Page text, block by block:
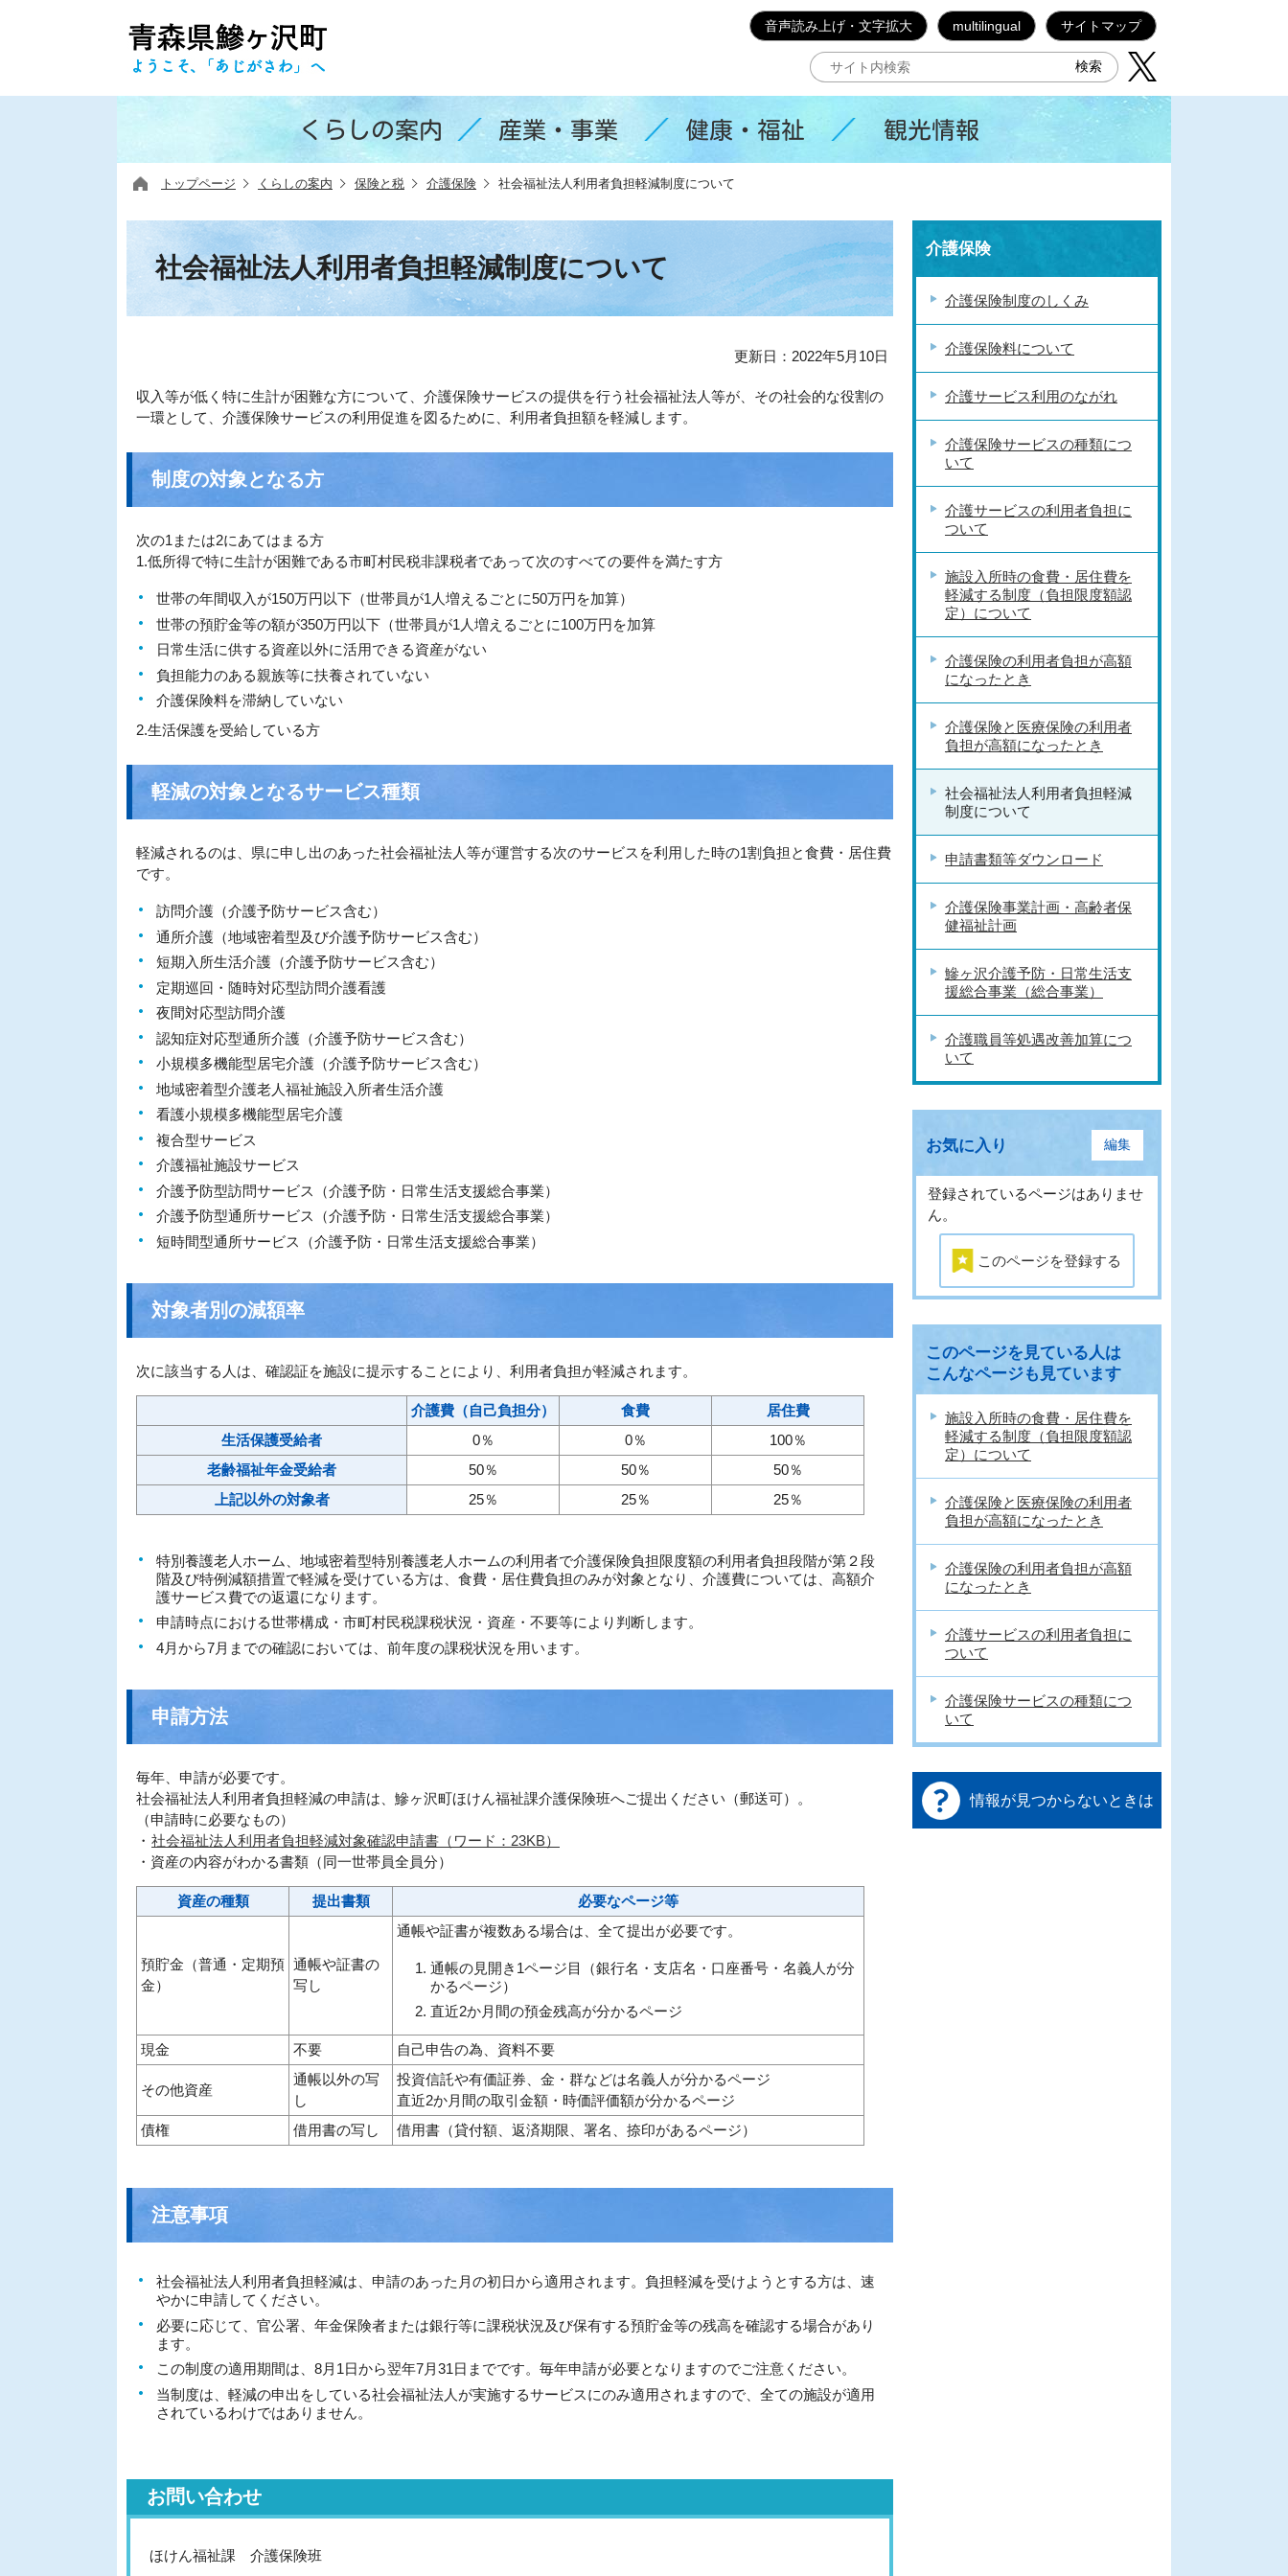
音声読み上げ・文字拡大 multilingual サイトマップ
くらしの案内 産業・事業 健康・福祉 観光情報
トップページ くらしの案内 保険と税 介護保険 社会福祉法人利用者負担軽減制度について
社会福祉法人利用者負担軽減制度について
更新日：2022年5月10日
収入等が低く特に生計が困難な方について、介護保険サービスの提供を行う社会福祉法人等が、その社会的な役割の
一環として、介護保険サービスの利用促進を図るために、利用者負担額を軽減します。
制度の対象となる方
次の1または2にあてはまる方
1.低所得で特に生計が困難である市町村民税非課税者であって次のすべての要件を満たす方
世帯の年間収入が150万円以下（世帯員が1人増えるごとに50万円を加算）
世帯の預貯金等の額が350万円以下（世帯員が1人増えるごとに100万円を加算
日常生活に供する資産以外に活用できる資産がない
負担能力のある親族等に扶養されていない
介護保険料を滞納していない
2.生活保護を受給している方
軽減の対象となるサービス種類
軽減されるのは、県に申し出のあった社会福祉法人等が運営する次のサービスを利用した時の1割負担と食費・居住費
です。
訪問介護（介護予防サービス含む）
通所介護（地域密着型及び介護予防サービス含む）
短期入所生活介護（介護予防サービス含む）
定期巡回・随時対応型訪問介護看護
夜間対応型訪問介護
認知症対応型通所介護（介護予防サービス含む）
小規模多機能型居宅介護（介護予防サービス含む）
地域密着型介護老人福祉施設入所者生活介護
看護小規模多機能型居宅介護
複合型サービス
介護福祉施設サービス
介護予防型訪問サービス（介護予防・日常生活支援総合事業）
介護予防型通所サービス（介護予防・日常生活支援総合事業）
短時間型通所サービス（介護予防・日常生活支援総合事業）
対象者別の減額率
次に該当する人は、確認証を施設に提示することにより、利用者負担が軽減されます。
介護費（自己負担分） 食費
居住費
生活保護受給者
0％ 0％
100％
老齢福祉年金受給者
50％ 50％
50％
上記以外の対象者
25％ 25％ 25％
特別養護老人ホーム、地域密着型特別養護老人ホームの利用者で介護保険負担限度額の利用者負担段階が第２段
階及び特例減額措置で軽減を受けている方は、食費・居住費負担のみが対象となり、介護費については、高額介
護サービス費での返還になります。
申請時点における世帯構成・市町村民税課税状況・資産・不要等により判断します。
4月から7月までの確認においては、前年度の課税状況を用います。
申請方法
毎年、申請が必要です。
社会福祉法人利用者負担軽減の申請は、鰺ヶ沢町ほけん福祉課介護保険班へご提出ください（郵送可）。
（申請時に必要なもの）
・ 社会福祉法人利用者負担軽減対象確認申請書（ワード：23KB）
・資産の内容がわかる書類（同一世帯員全員分）
資産の種類 提出書類 必要なページ等
預貯金（普通・定期預
金）
通帳や証書の
写し
通帳や証書が複数ある場合は、全て提出が必要です。
通帳の見開き1ページ目（銀行名・支店名・口座番号・名義人が分
かるページ）
直近2か月間の預金残高が分かるページ
現金 不要 自己申告の為、資料不要
その他資産
通帳以外の写
し
投資信託や有価証券、金・群などは名義人が分かるページ
直近2か月間の取引金額・時価評価額が分かるページ
債権
借用書の写し 借用書（貸付額、返済期限、署名、捺印があるページ）
注意事項
社会福祉法人利用者負担軽減は、申請のあった月の初日から適用されます。負担軽減を受けようとする方は、速
やかに申請してください。
必要に応じて、官公署、年金保険者または銀行等に課税状況及び保有する預貯金等の残高を確認する場合があり
ます。
この制度の適用期間は、8月1日から翌年7月31日までです。毎年申請が必要となりますのでご注意ください。
当制度は、軽減の申出をしている社会福祉法人が実施するサービスにのみ適用されますので、全ての施設が適用
されているわけではありません。
お問い合わせ
ほけん福祉課 介護保険班
介護保険
介護保険制度のしくみ
介護保険料について
介護サービス利用のながれ
介護保険サービスの種類につ
いて
介護サービスの利用者負担に
ついて
施設入所時の食費・居住費を
軽減する制度（負担限度額認
定）について
介護保険の利用者負担が高額
になったとき
介護保険と医療保険の利用者
負担が高額になったとき
社会福祉法人利用者負担軽減
制度について
申請書類等ダウンロード
介護保険事業計画・高齢者保
健福祉計画
鰺ヶ沢介護予防・日常生活支
援総合事業（総合事業）
介護職員等処遇改善加算につ
いて
お気に入り 編集
登録されているページはありませ
ん。
このページを登録する
このページを見ている人は
こんなページも見ています
施設入所時の食費・居住費を
軽減する制度（負担限度額認
定）について
介護保険と医療保険の利用者
負担が高額になったとき
介護保険の利用者負担が高額
になったとき
介護サービスの利用者負担に
ついて
介護保険サービスの種類につ
いて
情報が見つからないときは